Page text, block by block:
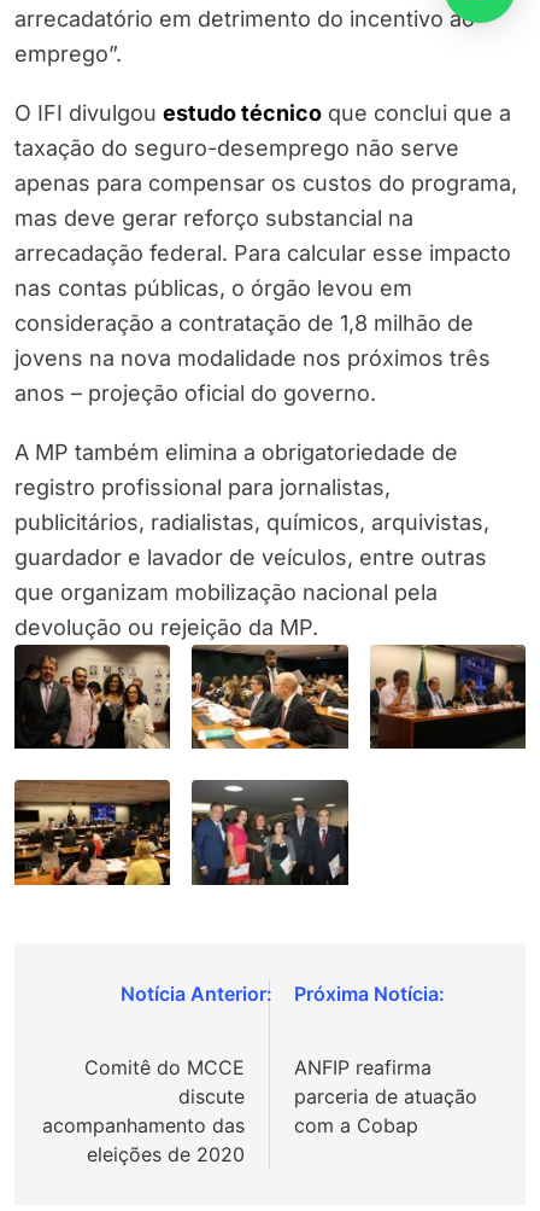
arrecadatório em detrimento do incentivo ao
emprego”.
O IFI divulgou estudo técnico que conclui que a
taxação do seguro-desemprego não serve
apenas para compensar os custos do programa,
mas deve gerar reforço substancial na
arrecadação federal. Para calcular esse impacto
nas contas públicas, o órgão levou em
consideração a contratação de 1,8 milhão de
jovens na nova modalidade nos próximos três
anos – projeção oficial do governo.
A MP também elimina a obrigatoriedade de
registro profissional para jornalistas,
publicitários, radialistas, químicos, arquivistas,
guardador e lavador de veículos, entre outras
que organizam mobilização nacional pela
devolução ou rejeição da MP.
Navegação
Post
Comitê do MCCE
discute
acompanhamento das
eleições de 2020
ANFIP reafirma
parceria de atuação
com a Cobap